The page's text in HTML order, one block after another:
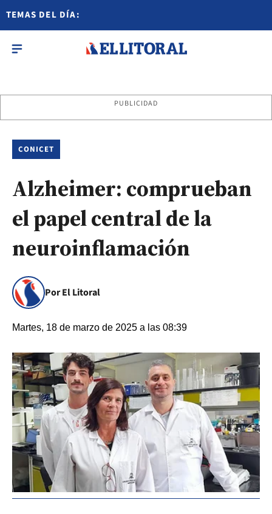
TEMAS DEL DÍA:
PUBLICIDAD
CONICET
Alzheimer: comprueban
el papel central de la
neuroinflamación
Por El Litoral
Martes, 18 de marzo de 2025 a las 08:39